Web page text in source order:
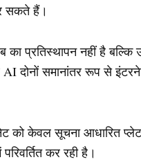
सकते हैं।
का प्रतिस्थापन नहीं है बल्कि
दोनों समानांतर रूप से
को केवल सूचना आधारित
कर रही है।